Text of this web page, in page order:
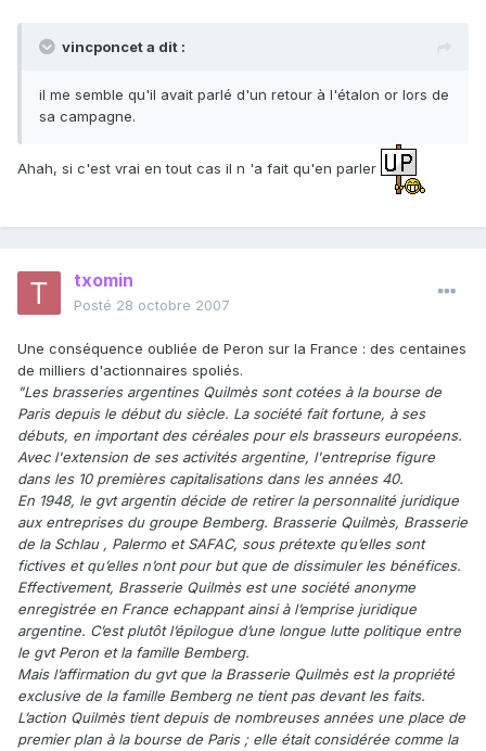
vincponcet a dit :
il me semble qu'il avait parlé d'un retour à l'étalon or lors de
sa campagne.
Ahah, si c'est vrai en tout cas il n 'a fait qu'en parler
txomin
Posté 28 octobre 2007
Une conséquence oubliée de Peron sur la France : des centaines
de milliers d'actionnaires spoliés.
"Les brasseries argentines Quilmès sont cotées à la bourse de
Paris depuis le début du siècle. La société fait fortune, à ses
débuts, en important des céréales pour els brasseurs européens.
Avec l'extension de ses activités argentine, l'entreprise figure
dans les 10 premières capitalisations dans les années 40.
En 1948, le gvt argentin décide de retirer la personnalité juridique
aux entreprises du groupe Bemberg. Brasserie Quilmès, Brasserie
de la Schlau , Palermo et SAFAC, sous prétexte qu’elles sont
fictives et qu’elles n’ont pour but que de dissimuler les bénéfices.
Effectivement, Brasserie Quilmès est une société anonyme
enregistrée en France echappant ainsi à l’emprise juridique
argentine. C’est plutôt l’épilogue d’une longue lutte politique entre
le gvt Peron et la famille Bemberg.
Mais l’affirmation du gvt que la Brasserie Quilmès est la propriété
exclusive de la famille Bemberg ne tient pas devant les faits.
L’action Quilmès tient depuis de nombreuses années une place de
premier plan à la bourse de Paris ; elle était considérée comme la